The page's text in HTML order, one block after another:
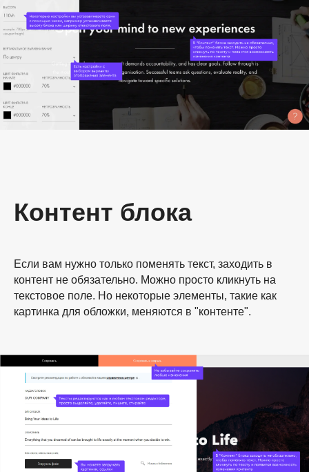
Контент блока
Если вам нужно только поменять текст, заходить в
контент не обязательно. Можно просто кликнуть на
текстовое поле. Но некоторые элементы, такие как
картинка для обложки, меняются в "контенте".